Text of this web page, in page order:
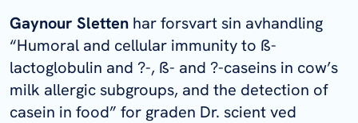
Gaynour Sletten har forsvart sin avhandling
“Humoral and cellular immunity to ß-
lactoglobulin and ?-, ß- and ?-caseins in cow’s
milk allergic subgroups, and the detection of
casein in food” for graden Dr. scient ved